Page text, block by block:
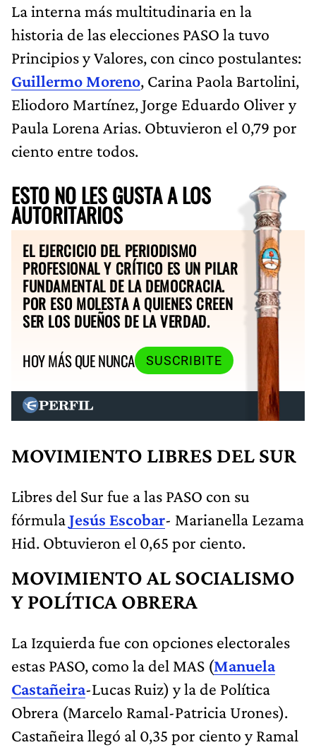
La interna más multitudinaria en la
historia de las elecciones PASO la tuvo
Principios y Valores, con cinco postulantes:
Guillermo Moreno, Carina Paola Bartolini,
Eliodoro Martínez, Jorge Eduardo Oliver y
Paula Lorena Arias. Obtuvieron el 0,79 por
ciento entre todos.
ESTO NO LES GUSTA A LOS
AUTORITARIOS
EL EJERCICIO DEL PERIODISMO
PROFESIONAL Y CRÍTICO ES UN PILAR
FUNDAMENTAL DE LA DEMOCRACIA.
POR ESO MOLESTA A QUIENES CREEN
SER LOS DUEÑOS DE LA VERDAD.
HOY MÁS QUE NUNCA
SUSCRIBITE
MOVIMIENTO LIBRES DEL SUR
Libres del Sur fue a las PASO con su
fórmulaJesús Escobar- Marianella Lezama
Hid. Obtuvieron el 0,65 por ciento.
MOVIMIENTO AL SOCIALISMO
Y POLÍTICA OBRERA
La Izquierda fue con opciones electorales
estas PASO, como la del MAS (Manuela
Castañeira-Lucas Ruiz) y la de Política
Obrera (Marcelo Ramal-Patricia Urones).
Castañeira llegó al 0,35 por ciento y Ramal